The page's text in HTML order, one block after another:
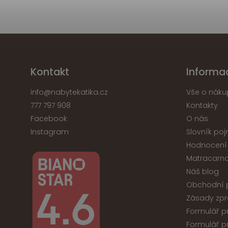
Kontakt
info@nabytekatika.cz
777 797 908
Facebook
Instagram
Vše o
Kontakty
O nás
Slovník
Náš blog
Obchodní
Zásady
Formulář
Formulář